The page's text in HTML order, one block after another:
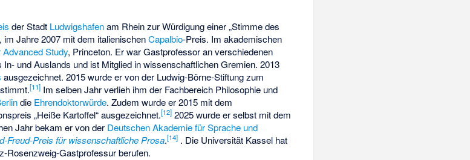
der Stadt Ludwigshafenam Rhein zur Würdigung einer „Stimme des
, im Jahre 2007 mit dem italienischenCapalbio-Preis. Im akademischen
Advanced Study, Princeton. Er war Gastprofessor an verschiedenen
und Auslands und ist Mitglied in wissenschaftlichen Gremien. 2013
ausgezeichnet. 2015 wurde er von der Ludwig-Börne-Stiftungzum
[11] Im selben Jahr verlieh ihm der Fachbereich Philosophie und
die Ehrendoktorwürde. Zudem wurde er 2015 mit dem
„Heiße Kartoffel“ ausgezeichnet.[12] 2025 wurde er selbst mit dem
Jahr bekam er von der Deutschen Akademie für Sprache und
Freud-Preis für wissenschaftliche Prosa.[14] . Die Universität Kassel hat
Rosenzweig-Gastprofessur berufen.